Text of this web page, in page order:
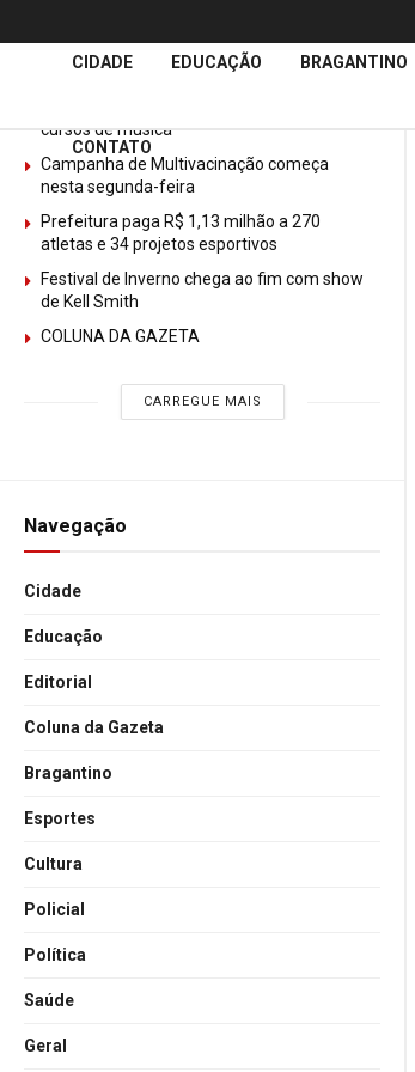
ÚltimasNotícias
cursos de música
Campanha de Multivacinação começa
nesta segunda-feira
Prefeitura paga R$ 1,13 milhão a 270
atletas e 34 projetos esportivos
Festival de Inverno chega ao fim com show
de Kell Smith
COLUNA DA GAZETA
CARREGUE MAIS
Navegação
Cidade
Educação
Editorial
Coluna da Gazeta
Bragantino
Esportes
Cultura
Policial
Política
Saúde
Geral
CIDADE EDUCAÇÃO BRAGANTINO
CONTATO